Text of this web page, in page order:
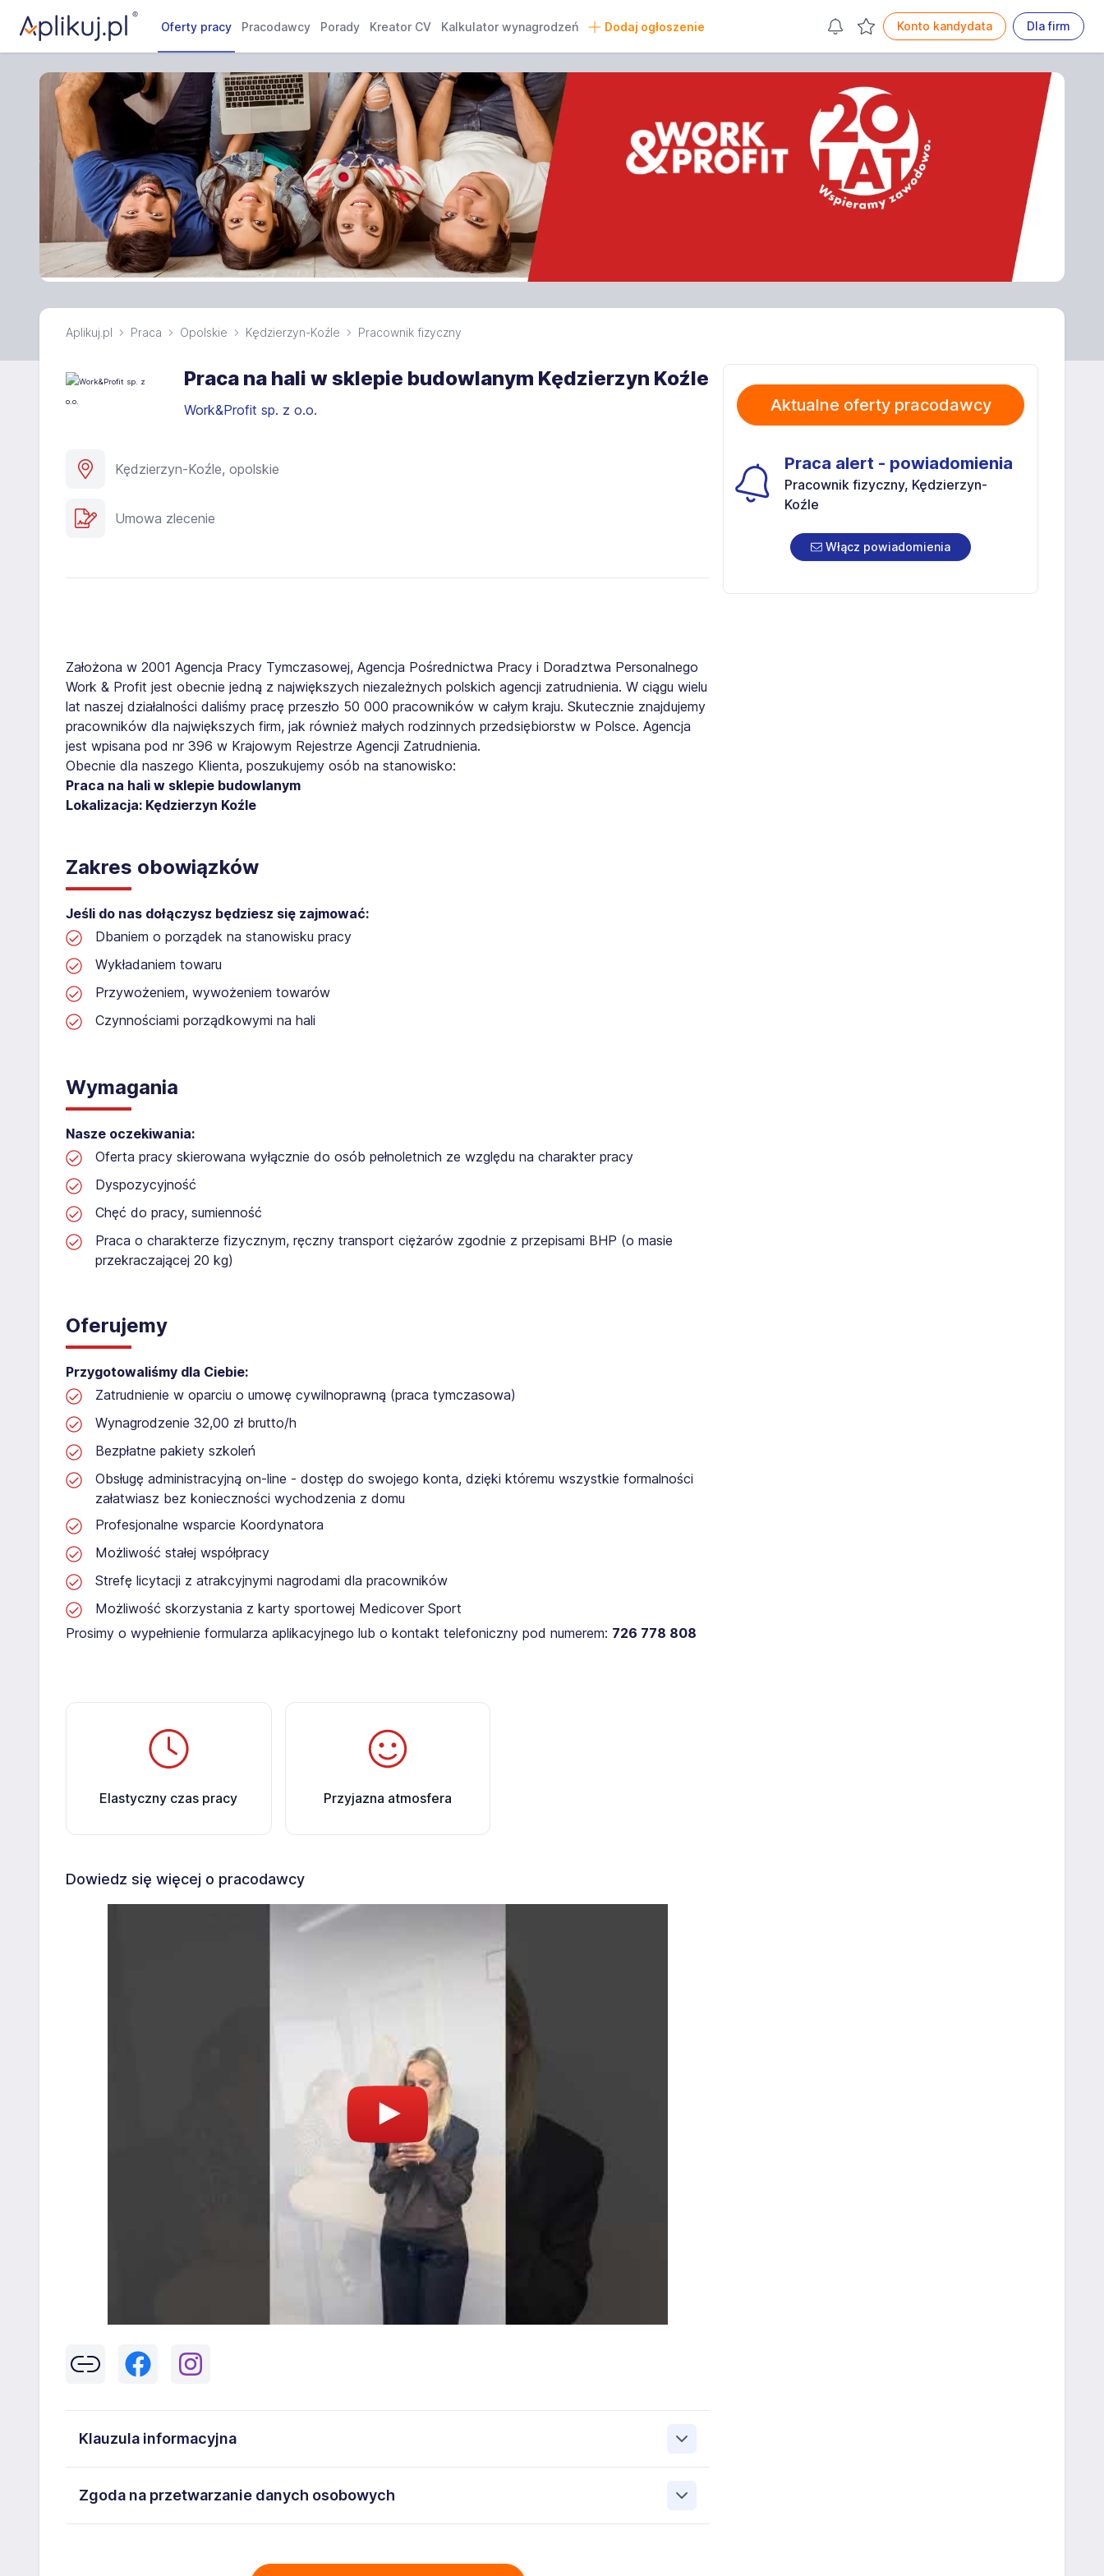
Oferty pracy Pracodawcy Porady Kreator CV Kalkulator wynagrodzeń Dodaj ogłoszenie Konto kandydata Dla firm
Aplikuj.pl Praca Opolskie Kędzierzyn-Koźle Pracownik fizyczny
Praca na hali w sklepie budowlanym Kędzierzyn Koźle
Work&Profit sp. z o.o.
Kędzierzyn-Koźle, opolskie
Umowa zlecenie
Założona w 2001 Agencja Pracy Tymczasowej, Agencja Pośrednictwa Pracy i Doradztwa Personalnego
Work & Profit jest obecnie jedną z największych niezależnych polskich agencji zatrudnienia. W ciągu wielu
lat naszej działalności daliśmy pracę przeszło 50 000 pracowników w całym kraju. Skutecznie znajdujemy
pracowników dla największych firm, jak również małych rodzinnych przedsiębiorstw w Polsce. Agencja
jest wpisana pod nr 396 w Krajowym Rejestrze Agencji Zatrudnienia.
Obecnie dla naszego Klienta, poszukujemy osób na stanowisko:
Praca na hali w sklepie budowlanym
Lokalizacja: Kędzierzyn Koźle
Zakres obowiązków
Jeśli do nas dołączysz będziesz się zajmować:
Dbaniem o porządek na stanowisku pracy
Wykładaniem towaru
Przywożeniem, wywożeniem towarów
Czynnościami porządkowymi na hali
Wymagania
Nasze oczekiwania:
Oferta pracy skierowana wyłącznie do osób pełnoletnich ze względu na charakter pracy
Dyspozycyjność
Chęć do pracy, sumienność
Praca o charakterze fizycznym, ręczny transport ciężarów zgodnie z przepisami BHP (o masie
przekraczającej 20 kg)
Oferujemy
Przygotowaliśmy dla Ciebie:
Zatrudnienie w oparciu o umowę cywilnoprawną (praca tymczasowa)
Wynagrodzenie 32,00 zł brutto/h
Bezpłatne pakiety szkoleń
Obsługę administracyjną on-line - dostęp do swojego konta, dzięki któremu wszystkie formalności
załatwiasz bez konieczności wychodzenia z domu
Profesjonalne wsparcie Koordynatora
Możliwość stałej współpracy
Strefę licytacji z atrakcyjnymi nagrodami dla pracowników
Możliwość skorzystania z karty sportowej Medicover Sport
Prosimy o wypełnienie formularza aplikacyjnego lub o kontakt telefoniczny pod numerem: 726 778 808
Elastyczny czas pracy Przyjazna atmosfera
Dowiedz się więcej o pracodawcy
Klauzula informacyjna
43-300 Bielsko-Biała danych osobowych zawartych w zgłoszeniu rekrutacyjnym w celu prowadzenia rekrutacji
Zgoda na przetwarzanie danych osobowych
43-300 Bielsko-Biała ul. 11 Listopada 60-62 , NIP: 5471988634 zawartych w załączonych dokumentach
Aktualne oferty pracodawcy
Praca alert - powiadomienia
Pracownik fizyczny, Kędzierzyn-
Koźle
Włącz powiadomienia